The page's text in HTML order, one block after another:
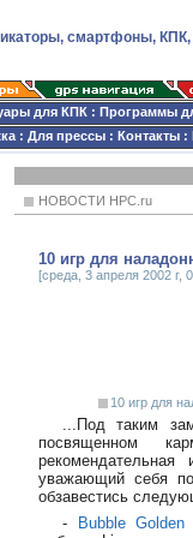
смартфоны, КПК,
для КПК : Программы
: Для прессы : Контакты :
НОВОСТИ HPC.ru
10 игр для
[среда, 3 апреля 2002 г,
10 игр для
...Под таким
посвященном
уважающий себя
обзавестись
-
Bubble Golden